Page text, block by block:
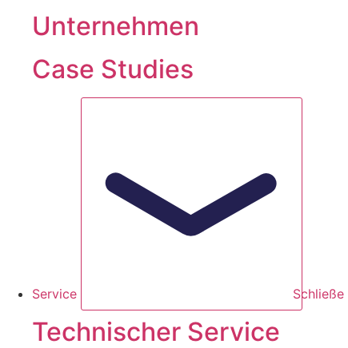
Unternehmen
Case Studies
Service
Technischer Service